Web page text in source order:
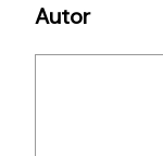
Autor